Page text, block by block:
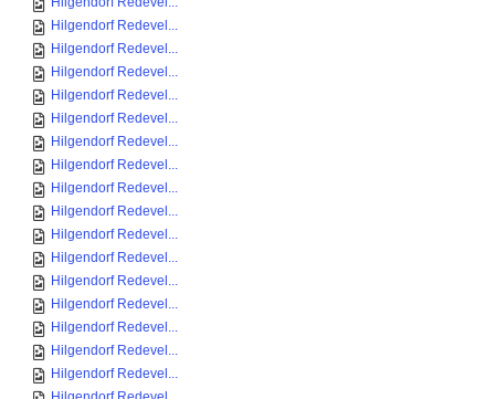
Hilgendorf Redevel...
Hilgendorf Redevel...
Hilgendorf Redevel...
Hilgendorf Redevel...
Hilgendorf Redevel...
Hilgendorf Redevel...
Hilgendorf Redevel...
Hilgendorf Redevel...
Hilgendorf Redevel...
Hilgendorf Redevel...
Hilgendorf Redevel...
Hilgendorf Redevel...
Hilgendorf Redevel...
Hilgendorf Redevel...
Hilgendorf Redevel...
Hilgendorf Redevel...